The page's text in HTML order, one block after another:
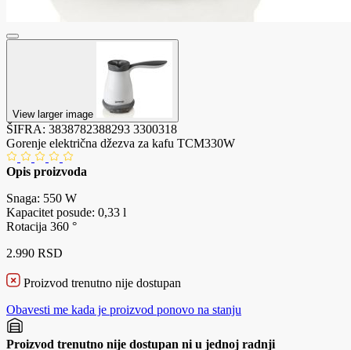
View larger image
ŠIFRA: 3838782388293 3300318
Gorenje električna džezva za kafu TCM330W
Opis proizvoda
Snaga: 550 W
Kapacitet posude: 0,33 l
Rotacija 360 °
2.990 RSD
Proizvod trenutno nije dostupan
Obavesti me kada je proizvod ponovo na stanju
Proizvod trenutno nije dostupan ni u jednoj radnji